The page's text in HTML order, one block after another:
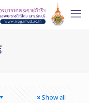
Show all